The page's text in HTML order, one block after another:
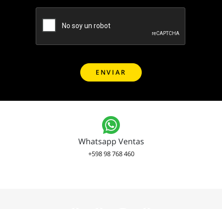
Whatsapp Ventas
+598 98 768 460